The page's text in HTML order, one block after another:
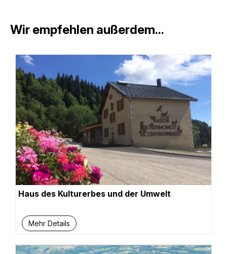
Wir empfehlen außerdem...
Haus des Kulturerbes und der Umwelt
Mehr Details